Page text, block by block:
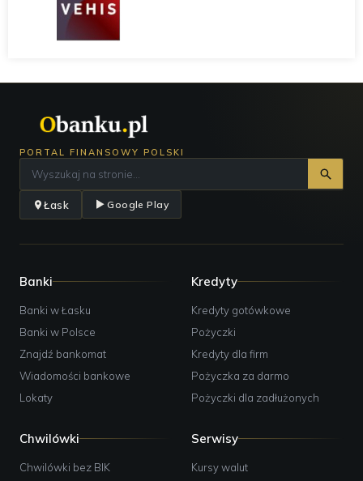
PORTAL FINANSOWY POLSKI
Łask Google Play
Banki
Banki w Łasku
Banki w Polsce
Znajdź bankomat
Wiadomości bankowe
Lokaty
Kredyty
Kredyty gotówkowe
Pożyczki
Kredyty dla firm
Pożyczka za darmo
Pożyczki dla zadłużonych
Chwilówki
Chwilówki bez BIK
Serwisy
Kursy walut